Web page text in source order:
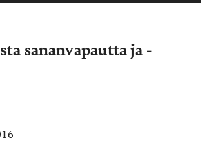
sananvapautta ja -